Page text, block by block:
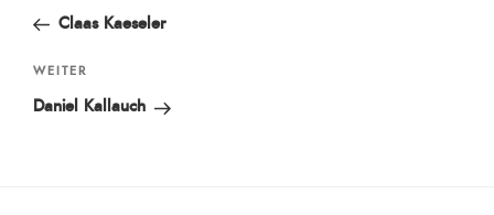
BeitragClaas Kaeseler
Nächster
Beitrag
WEITER
Daniel Kallauch